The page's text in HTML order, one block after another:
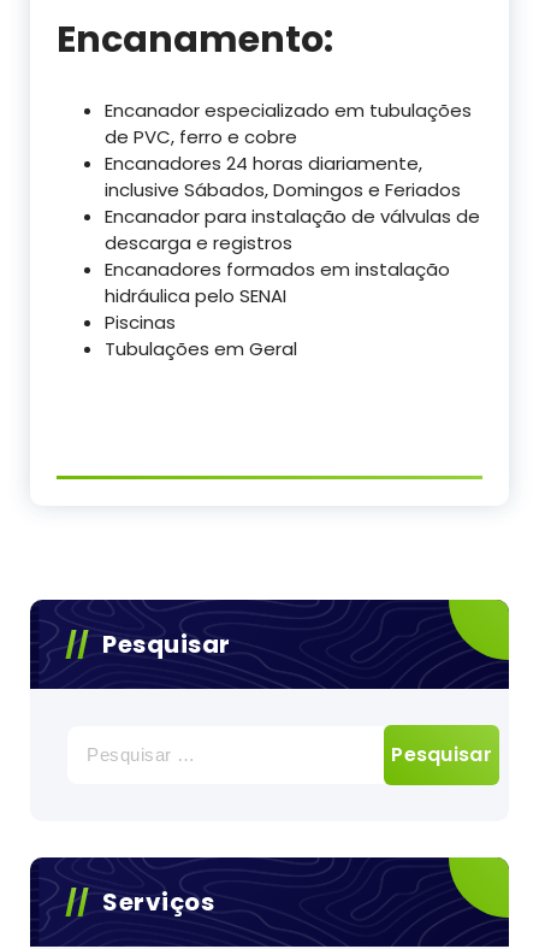
Encanamento:
Encanador especializado em tubulações
de PVC, ferro e cobre
Encanadores 24 horas diariamente,
inclusive Sábados, Domingos e Feriados
Encanador para instalação de válvulas de
descarga e registros
Encanadores formados em instalação
hidráulica pelo SENAI
Piscinas
Tubulações em Geral
Pesquisar
por:
Serviços